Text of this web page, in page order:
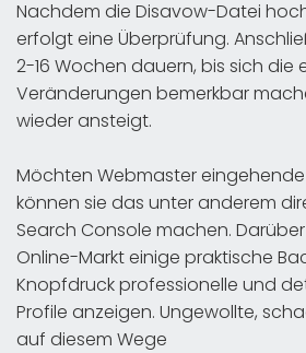
Nachdem die Disavow-Datei
erfolgt eine Überprüfung.
2-16 Wochen dauern, bis sich die
Veränderungen bemerkbar
wieder ansteigt.
Möchten Webmaster eingehende
können sie das unter anderem
Search Console machen.
Online-Markt einige praktische
Knopfdruck professionelle und
Profile anzeigen. Ungewollte,
auf diesem Wege